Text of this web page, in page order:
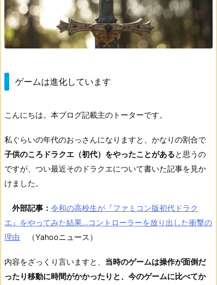
ゲームは進化しています
こんにちは。本ブログ記載主のトーターです。
私ぐらいの年代のおっさんになりますと、かなりの割合で
子供のころドラクエ（初代）をやったことがあると思うの
ですが、つい最近そのドラクエについて書いた記事を見か
けました。
外部記事： 令和の高校生が『ファミコン版初代ドラク
エ』をやってみた結果…コントローラーを放り出した衝撃の
理由 （Yahooニュース）
内容をざっくり言いますと、 当時のゲームは操作が面倒だ
ったり移動に時間がかかったりと、今のゲームに比べてか